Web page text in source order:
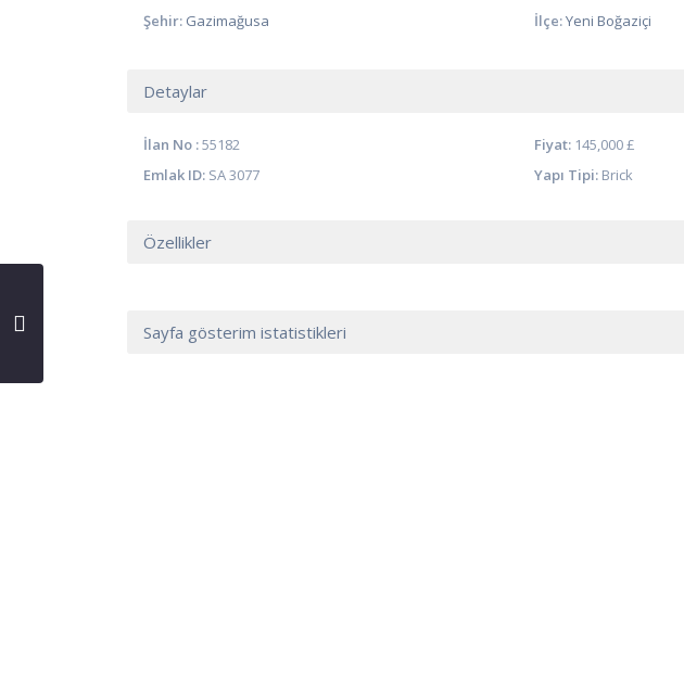
Şehir: Gazimağusa İlçe:Yeni Boğaziçi
Detaylar
İlan No :55182 Fiyat: 145,000 £
Emlak ID: SA 3077 Yapı Tipi: Brick
Özellikler
Sayfa gösterim istatistikleri